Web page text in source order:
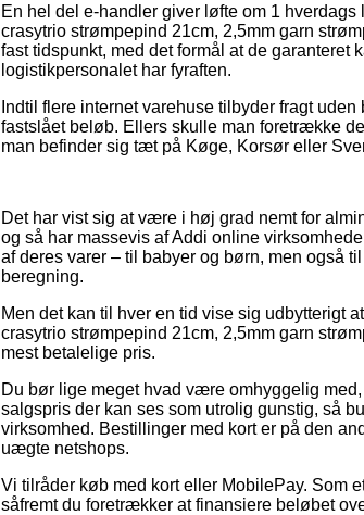
En hel del e-handler giver løfte om 1
crasytrio strømpepind 21cm, 2,5mm garn
fast tidspunkt, med det formål at de garanteret
logistikpersonalet har fyraften.
Indtil flere internet varehuse tilbyder fragt
fastslået beløb. Ellers skulle man foretrække
man befinder sig tæt på Køge, Korsør eller
Det har vist sig at være i høj grad nemt for
og så har massevis af Addi online
af deres varer – til babyer og børn, men også
beregning.
Men det kan til hver en tid vise sig udbytterigt
crasytrio strømpepind 21cm, 2,5mm garn
mest betalelige pris.
Du bør lige meget hvad være omhyggelig
salgspris der kan ses som utrolig gunstig, så
virksomhed. Bestillinger med kort er på den
uægte netshops.
Vi tilråder køb med kort eller MobilePay. Som
såfremt du foretrækker at finansiere beløbet